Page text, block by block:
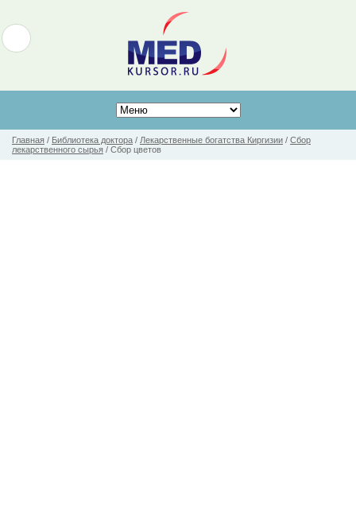
Главная / Библиотека доктора / Лекарственные богатства Киргизии / Сбор
лекарственного сырья / Сбор цветов